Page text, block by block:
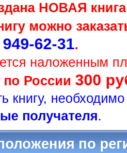
НОВАЯ
можно
62-31.
наложенным
по России 300
книгу,
получателя.
по